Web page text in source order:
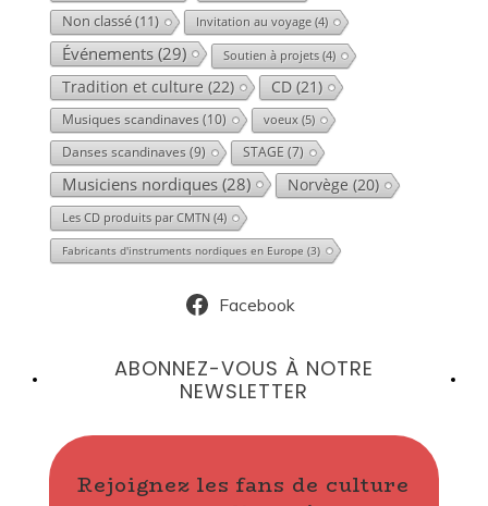
Non classé(11) Invitation au voyage(4)
Événements(29) Soutien à projets(4)
Tradition et culture (22) CD(21)
Musiques scandinaves (10) voeux(5)
Danses scandinaves (9) STAGE (7)
Musiciens nordiques(28) Norvège (20)
Les CD produits par CMTN(4)
Fabricants d'instruments nordiques en Europe (3)
Facebook
ABONNEZ-VOUS À NOTRE
NEWSLETTER
Rejoignez les fans de culture